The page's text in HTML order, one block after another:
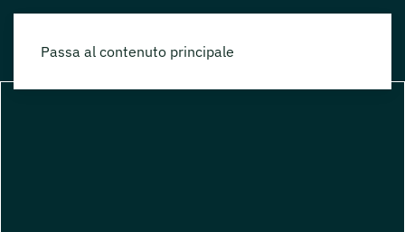
Passa al contenuto principale